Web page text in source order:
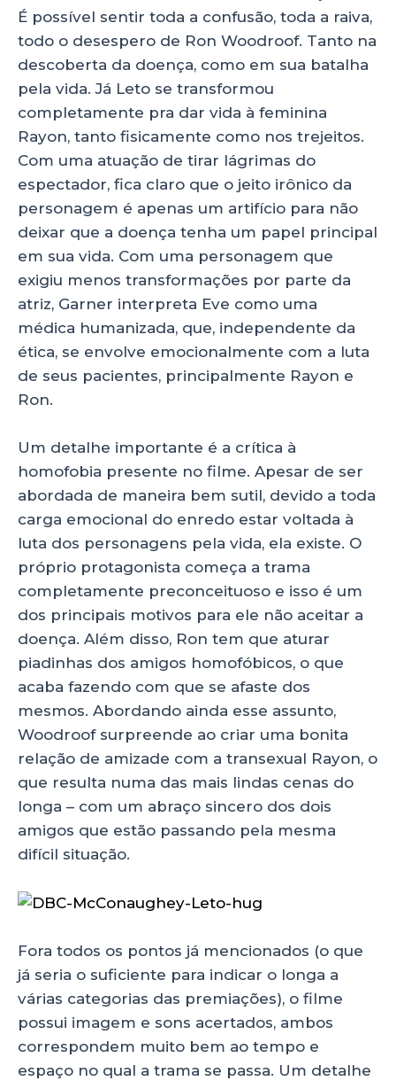
É possível sentir toda a confusão, toda a raiva,
todo o desespero de Ron Woodroof. Tanto na
descoberta da doença, como em sua batalha
pela vida. Já Leto se transformou
completamente pra dar vida à feminina
Rayon, tanto fisicamente como nos trejeitos.
Com uma atuação de tirar lágrimas do
espectador, fica claro que o jeito irônico da
personagem é apenas um artifício para não
deixar que a doença tenha um papel principal
em sua vida. Com uma personagem que
exigiu menos transformações por parte da
atriz, Garner interpreta Eve como uma
médica humanizada, que, independente da
ética, se envolve emocionalmente com a luta
de seus pacientes, principalmente Rayon e
Ron.
Um detalhe importante é a crítica à
homofobia presente no filme. Apesar de ser
abordada de maneira bem sutil, devido a toda
carga emocional do enredo estar voltada à
luta dos personagens pela vida, ela existe. O
próprio protagonista começa a trama
completamente preconceituoso e isso é um
dos principais motivos para ele não aceitar a
doença. Além disso, Ron tem que aturar
piadinhas dos amigos homofóbicos, o que
acaba fazendo com que se afaste dos
mesmos. Abordando ainda esse assunto,
Woodroof surpreende ao criar uma bonita
relação de amizade com a transexual Rayon, o
que resulta numa das mais lindas cenas do
longa – com um abraço sincero dos dois
amigos que estão passando pela mesma
difícil situação.
Fora todos os pontos já mencionados (o que
já seria o suficiente para indicar o longa a
várias categorias das premiações), o filme
possui imagem e sons acertados, ambos
correspondem muito bem ao tempo e
espaço no qual a trama se passa. Um detalhe